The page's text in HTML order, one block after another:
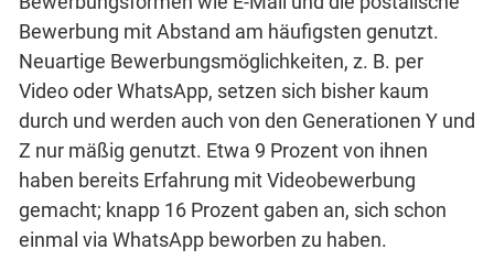
Bewerbung mit Abstand am häufigsten genutzt.
Neuartige Bewerbungsmöglichkeiten, z. B. per
Video oder WhatsApp, setzen sich bisher kaum
durch und werden auch von den Generationen Y und
Z nur mäßig genutzt. Etwa 9 Prozent von ihnen
haben bereits Erfahrung mit Videobewerbung
gemacht; knapp 16 Prozent gaben an, sich schon
einmal via WhatsApp beworben zu haben.